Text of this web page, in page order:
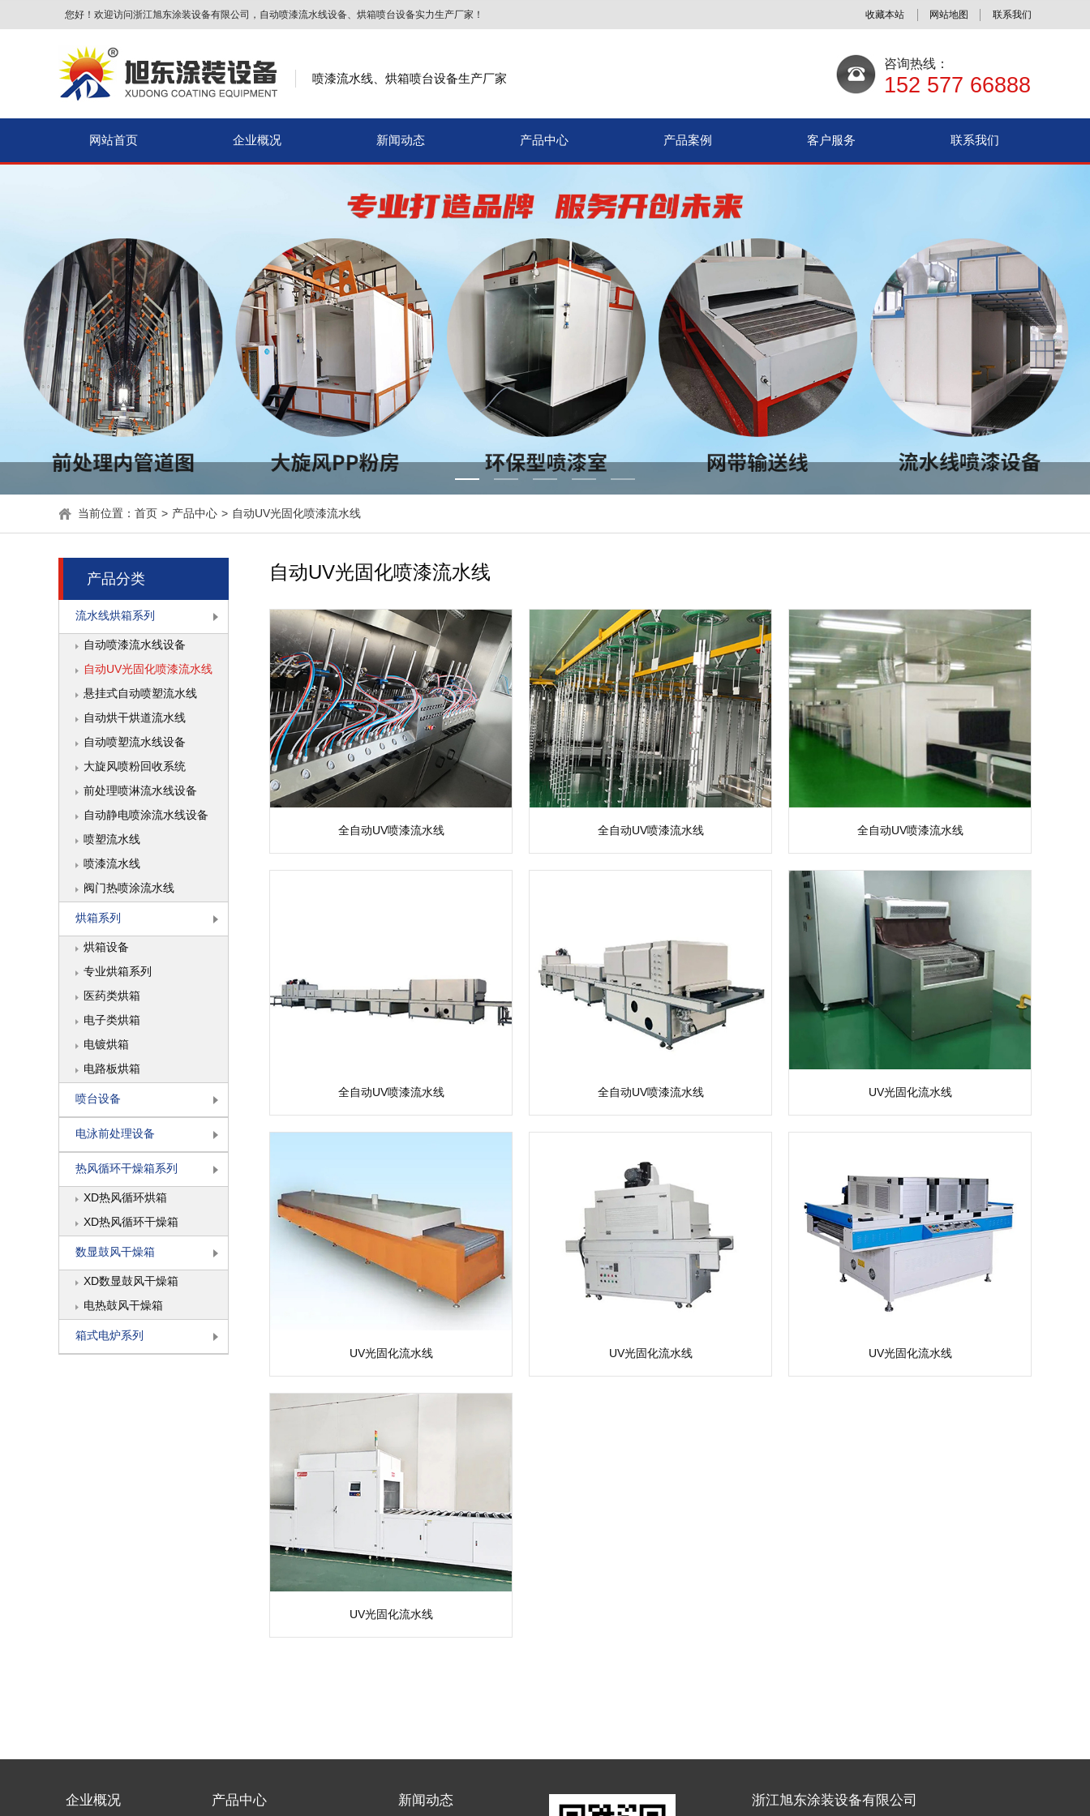
您好！欢迎访问浙江旭东涂装设备有限公司，自动喷漆流水线设备、烘箱喷台设备实力生产厂家！ 收藏本站 网站地图 联系我们
喷漆流水线、烘箱喷台设备生产厂家
咨询热线：
152 577 66888
网站首页 企业概况 新闻动态 产品中心 产品案例 客户服务 联系我们
当前位置： 首页 > 产品中心 > 自动UV光固化喷漆流水线
产品分类
流水线烘箱系列
自动喷漆流水线设备
自动UV光固化喷漆流水线
悬挂式自动喷塑流水线
自动烘干烘道流水线
自动喷塑流水线设备
大旋风喷粉回收系统
前处理喷淋流水线设备
自动静电喷涂流水线设备
喷塑流水线
喷漆流水线
阀门热喷涂流水线
烘箱系列
烘箱设备
专业烘箱系列
医药类烘箱
电子类烘箱
电镀烘箱
电路板烘箱
喷台设备
电泳前处理设备
热风循环干燥箱系列
XD热风循环烘箱
XD热风循环干燥箱
数显鼓风干燥箱
XD数显鼓风干燥箱
电热鼓风干燥箱
箱式电炉系列
自动UV光固化喷漆流水线
全自动UV喷漆流水线 全自动UV喷漆流水线 全自动UV喷漆流水线
全自动UV喷漆流水线 全自动UV喷漆流水线 UV光固化流水线
UV光固化流水线 UV光固化流水线 UV光固化流水线
UV光固化流水线
企业概况 产品中心 新闻动态 浙江旭东涂装设备有限公司